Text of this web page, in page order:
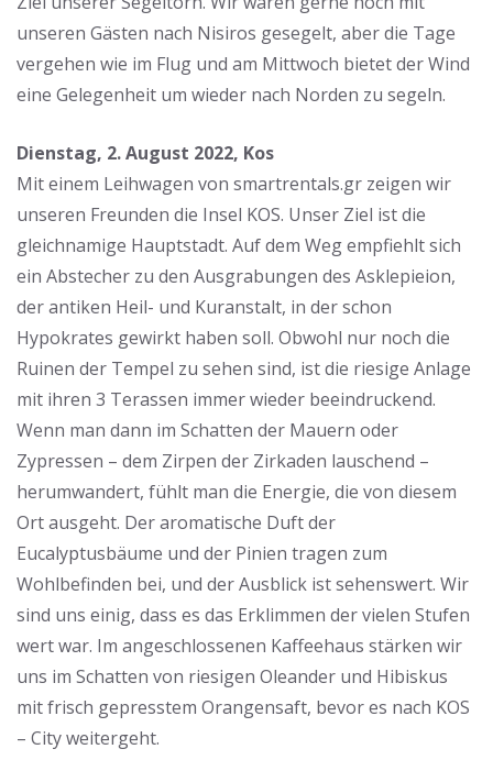
unseren Gästen nach Nisiros gesegelt, aber die Tage
vergehen wie im Flug und am Mittwoch bietet der Wind
eine Gelegenheit um wieder nach Norden zu segeln.
Dienstag, 2. August 2022, Kos
Mit einem Leihwagen von smartrentals.gr zeigen wir
unseren Freunden die Insel KOS. Unser Ziel ist die
gleichnamige Hauptstadt. Auf dem Weg empfiehlt sich
ein Abstecher zu den Ausgrabungen des Asklepieion,
der antiken Heil- und Kuranstalt, in der schon
Hypokrates gewirkt haben soll. Obwohl nur noch die
Ruinen der Tempel zu sehen sind, ist die riesige Anlage
mit ihren 3 Terassen immer wieder beeindruckend.
Wenn man dann im Schatten der Mauern oder
Zypressen – dem Zirpen der Zirkaden lauschend –
herumwandert, fühlt man die Energie, die von diesem
Ort ausgeht. Der aromatische Duft der
Eucalyptusbäume und der Pinien tragen zum
Wohlbefinden bei, und der Ausblick ist sehenswert. Wir
sind uns einig, dass es das Erklimmen der vielen Stufen
wert war. Im angeschlossenen Kaffeehaus stärken wir
uns im Schatten von riesigen Oleander und Hibiskus
mit frisch gepresstem Orangensaft, bevor es nach KOS
– City weitergeht.